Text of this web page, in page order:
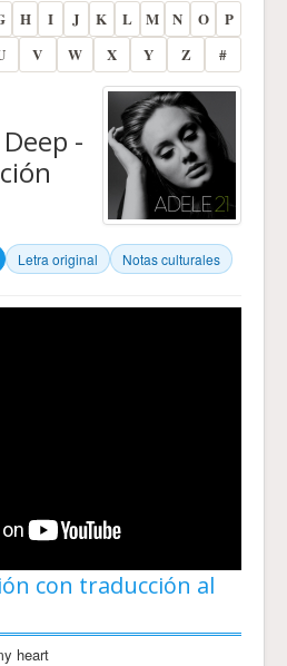
H I J K L M N O
P
V W X Y Z #
-
Letra original Notas culturales
con traducción al
heart